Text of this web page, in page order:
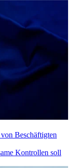
Beschäftigten
Kontrollen soll